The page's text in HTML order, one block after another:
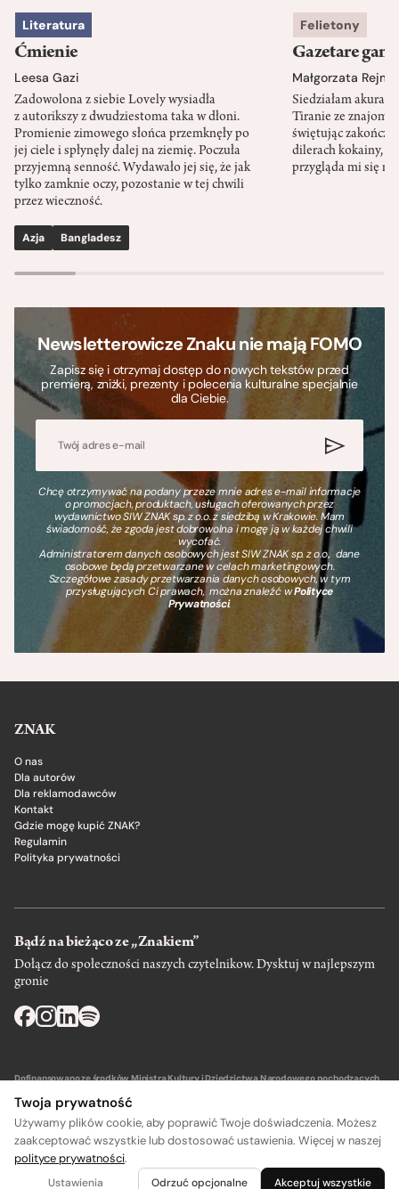
Literatura
Ćmienie
Leesa Gazi
Zadowolona z siebie Lovely wysiadła
z autorikszy z dwudziestoma taka w dłoni.
Promienie zimowego słońca przemknęły po
jej ciele i spłynęły dalej na ziemię. Poczuła
przyjemną senność. Wydawało jej się, że jak
tylko zamknie oczy, pozostanie w tej chwili
przez wieczność.
Azja Bangladesz
Felietony
Gazetare
Małgorzata
Siedziałam akurat
Tiranie ze
świętując
dilerach kokainy,
przygląda mi się
Newsletterowicze Znaku nie mają FOMO
Zapisz się i otrzymaj dostęp do nowych tekstów przed
premierą, zniżki, prezenty i polecenia kulturalne specjalnie
dla Ciebie.
Chcę otrzymywać na podany przeze mnie adres e-mail informacje
o promocjach, produktach, usługach oferowanych przez
wydawnictwo SIW ZNAK sp. z o.o. z siedzibą w Krakowie. Mam
świadomość, że zgoda jest dobrowolna i mogę ją w każdej chwili
wycofać.
Administratorem danych osobowych jest SIW ZNAK sp. z o.o., dane
osobowe będą przetwarzane w celach marketingowych.
Szczegółowe zasady przetwarzania danych osobowych, w tym
przysługujących Ci prawach, można znaleźć wPolityce
Prywatności.
ZNAK
O nas
Dla autorów
Dla reklamodawców
Kontakt
Gdzie mogę kupić ZNAK?
Regulamin
Polityka prywatności
Bądź na bieżąco ze „Znakiem”
Dołącz do społeczności naszych czytelnikow. Dysktuj w najlepszym
gronie
Dofinansowano ze środków Ministra Kultury i Dziedzictwa Narodowego pochodzących
Wydawca: SIW Znak w Krakowie
Twoja prywatność
Używamy plików cookie, aby poprawić Twoje doświadczenia. Możesz
zaakceptować wszystkie lub dostosować ustawienia. Więcej w naszej
polityce prywatności.
Ustawienia Odrzuć opcjonalne Akceptuj wszystkie